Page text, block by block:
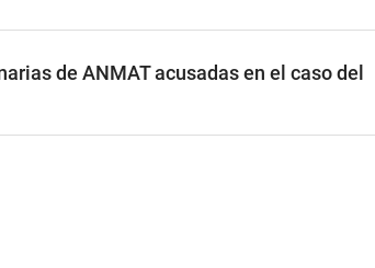
de ANMAT acusadas en el caso del